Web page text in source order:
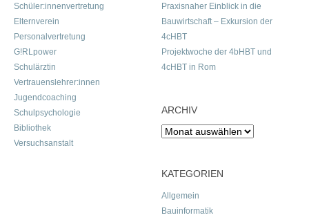
Schüler:innenvertretung
Elternverein
Personalvertretung
G!RLpower
Schulärztin
Vertrauenslehrer:innen
Jugendcoaching
Schulpsychologie
Bibliothek
Versuchsanstalt
Praxisnaher Einblick in die
Bauwirtschaft – Exkursion der
4cHBT
Projektwoche der 4bHBT und
4cHBT in Rom
ARCHIV
Archiv
KATEGORIEN
Allgemein
Bauinformatik